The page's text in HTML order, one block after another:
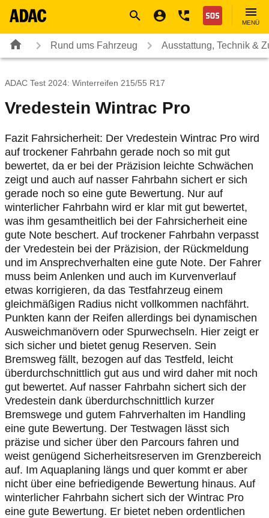
Nothilfe
MENÜ
Rund ums Fahrzeug Ausstattung, Technik &
ADAC Test 2024: Winterreifen 215/55 R17
Vredestein Wintrac Pro
Fazit Fahrsicherheit: Der Vredestein Wintrac Pro wird
auf trockener Fahrbahn gerade noch so mit gut
bewertet, da er bei der Präzision leichte Schwächen
zeigt und auch auf nasser Fahrbahn sichert er sich
gerade noch so eine gute Bewertung. Nur auf
winterlicher Fahrbahn wird er klar mit gut bewertet,
was ihm gesamtheitlich bei der Fahrsicherheit eine
gute Note beschert. Auf trockener Fahrbahn verpasst
der Vredestein bei der Präzision, der Rückmeldung
und im Ansprechverhalten eine gute Note. Der Fahrer
muss beim Anlenken und auch im Kurvenverlauf
etwas korrigieren, da das Testfahrzeug einem
gleichmäßigen Radius nicht vollkommen nachfährt.
Punkten kann der Reifen allerdings bei dynamischen
Ausweichmanövern oder Spurwechseln. Hier zeigt er
sich sicher und bietet genug Reserven. Sein
Bremsweg fällt, bezogen auf das Testfeld, leicht
überdurchschnittlich gut aus und wird daher mit noch
gut bewertet. Auf nasser Fahrbahn sichert sich der
Vredestein dank überdurchschnittlich kurzer
Bremswege und gutem Fahrverhalten im Handling
eine gute Bewertung. Der Testwagen lässt sich
präzise und sicher über den Parcours fahren und
weist genügend Sicherheitsreserven im Grenzbereich
auf. Im Aquaplaning längs und quer kommt er aber
nicht über eine befriedigende Bewertung hinaus. Auf
winterlicher Fahrbahn sichert sich der Wintrac Pro
eine gute Bewertung. Er bietet neben ordentlichen